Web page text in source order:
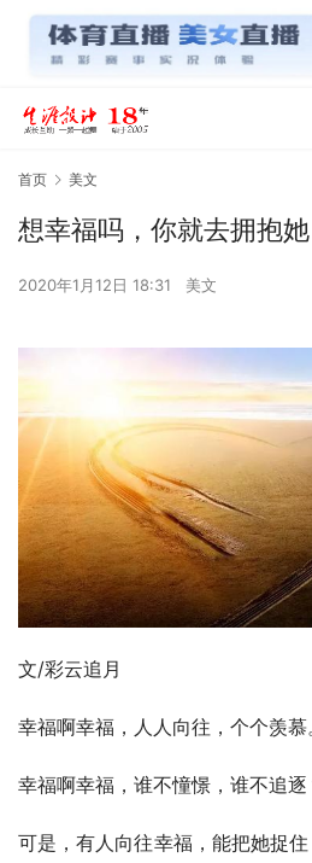
首页 美文
想幸福吗，你就去拥抱她
2020年1月12日 18:31 美文
文/彩云追月
幸福啊幸福，人人向往，个个羡慕
幸福啊幸福，谁不憧憬，谁不追逐
可是，有人向往幸福，能把她捉